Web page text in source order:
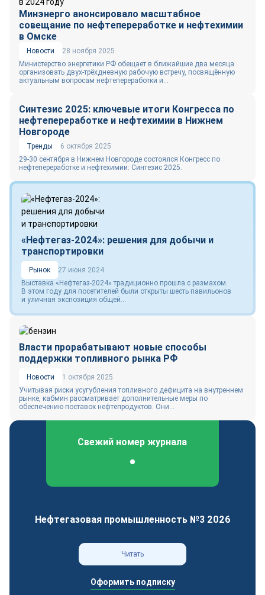
Минэнерго анонсировало масштабное
совещание по нефтепереработке и нефтехимии
в Омске
Новости
28 ноября 2025
Министерство энергетики РФ обещает в ближайшие два месяца
организовать двух‑трёхдневную рабочую встречу, посвящённую
актуальным вопросам нефтепереработки и...
Синтезис 2025: ключевые итоги Конгресса по
нефтепереработке и нефтехимии в Нижнем
Новгороде
Тренды
6 октября 2025
29-30 сентября в Нижнем Новгороде состоялся Конгресс по
нефтепереработке и нефтехимии: Синтезис 2025.
«Нефтегаз-2024»: решения для добычи и
транспортировки
Рынок
27 июня 2024
Выставка «Нефтегаз‑2024» традиционно прошла с размахом.
В этом году для посетителей были открыты шесть павильонов
и уличная экспозиция общей...
Власти прорабатывают новые способы
поддержки топливного рынка РФ
Новости
1 октября 2025
Учитывая риски усугубления топливного дефицита на внутреннем
рынке, кабмин рассматривает дополнительные меры по
обеспечению поставок нефтепродуктов. Они...
Свежий номер журнала
Нефтегазовая промышленность №3 2026
Читать
Оформить подписку